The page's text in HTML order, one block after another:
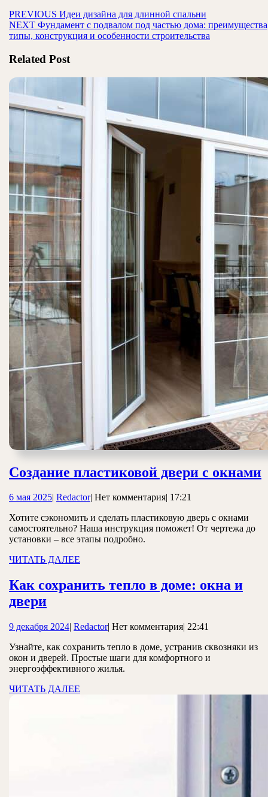
Навигация
по
PREVIOUS Предыдущая
запись:
Идеи дизайна для длинной спальни
NEXT Следующая
запись:
Фундамент с подвалом под частью дома:
типы, конструкция и особенности строительства
Related Post
Создание пластиковой двери с окнами
6 мая 20256
2025
RedactorRedactor
| Нет комментария 17:21
Хотите сэкономить и сделать пластиковую дверь с окнами
самостоятельно? Наша инструкция поможет! От чертежа до
установки – все этапы подробно.
ЧИТАТЬ ДАЛЕЕ
Как сохранить тепло в доме: окна и
двериКак
тепло
в
доме:
окна
и
9 декабря 20249
2024
| RedactorRedactor
| Нет комментария| 22:41
Узнайте, как сохранить тепло в доме, устранив сквозняки из
окон и дверей. Простые шаги для комфортного и
энергоэффективного жилья.
ЧИТАТЬ ДАЛЕЕ